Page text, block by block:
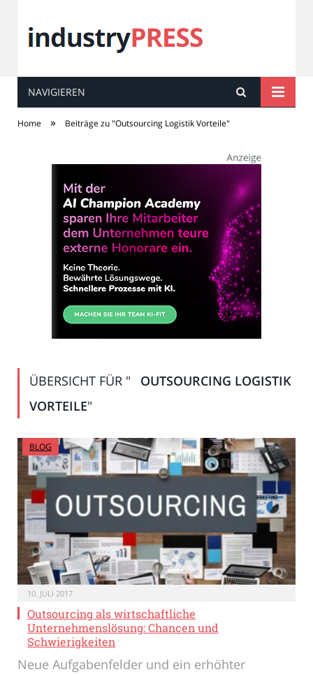
industryPRESS
NAVIGIEREN
Home » Beiträge zu "Outsourcing Logistik Vorteile"
ÜBERSICHT FÜR "
OUTSOURCING LOGISTIK
VORTEILE"
BLOG
10. JULI 2017
Outsourcing als wirtschaftliche
Unternehmenslösung: Chancen und
Schwierigkeiten
Neue Aufgabenfelder und ein erhöhter